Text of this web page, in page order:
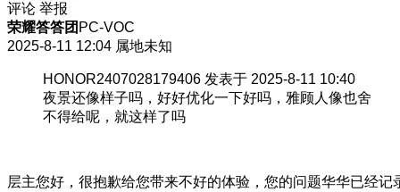
评论 举报
荣耀答答团 PC-VOC
2025-8-11 12:04 属地未知
HONOR2407028179406 发表于 2025-8-11 10:40
夜景还像样子吗，好好优化一下好吗，雅顾人像也舍
不得给呢，就这样了吗
层主您好，很抱歉给您带来不好的体验，您的问题华华已经记